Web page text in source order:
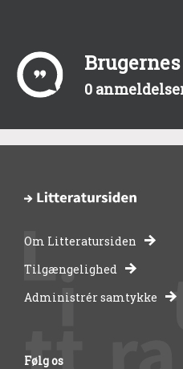
0
-
bibliotekernes
side
Om Litteratursiden
Tilgængelighed
Administrér samtykke
Følg os